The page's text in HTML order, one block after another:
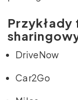
DriveNow
Car2Go